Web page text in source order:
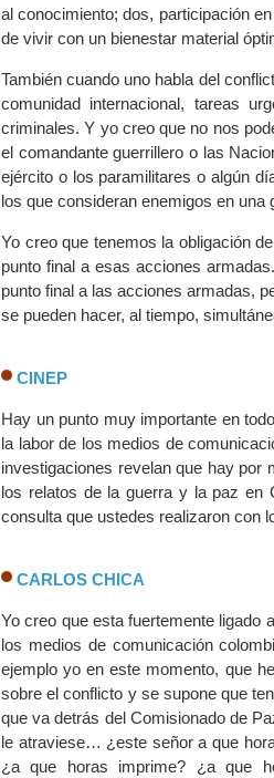
al conocimiento; dos, participación
de vivir con un bienestar material
También cuando uno habla del
comunidad internacional, tareas
criminales. Y yo creo que no nos
el comandante guerrillero o las
ejército o los paramilitares o algún
los que consideran enemigos en una
Yo creo que tenemos la obligación
punto final a esas acciones
punto final a las acciones armadas,
se pueden hacer, al tiempo,
CINEP
Hay un punto muy importante en
la labor de los medios de
investigaciones revelan que hay por
los relatos de la guerra y la paz en
consulta que ustedes realizaron con
CARLOS CHICA
Yo creo que esta fuertemente ligado
los medios de comunicación
ejemplo yo en este momento, que
sobre el conflicto y se supone que
que va detrás del Comisionado de
le atraviese… ¿este señor a que
¿a que horas imprime? ¿a que